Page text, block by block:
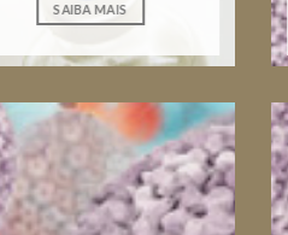
SAIBA MAIS